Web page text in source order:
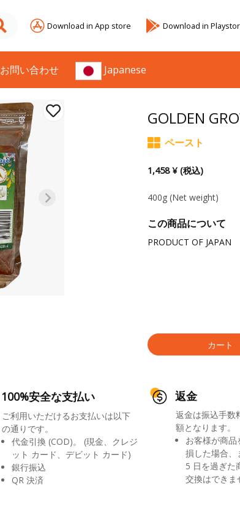
Download in App store Download in
お問い合わせ Japanese
GOLDEN
ペースト
1,458 ¥ (税込)
400g (Net weight)
この商品について
PRODUCT OF JAPAN
カート
100%安全な支払い
ご利用いただけるお支払いは以下
の通りです。
代金引換 (COD)。 (現金、クレジ
ット カード、デビット カード)
銀行振込
QR 決済
返金
返金は振込手数
額となります。
お客様が商
損した場合、
5 日を過ぎた
交換はできま